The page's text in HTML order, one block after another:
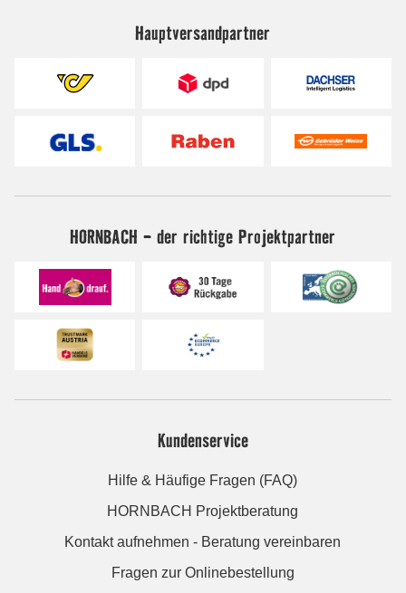
Hauptversandpartner
HORNBACH - der richtige Projektpartner
Kundenservice
Hilfe & Häufige Fragen (FAQ)
HORNBACH Projektberatung
Kontakt aufnehmen - Beratung vereinbaren
Fragen zur Onlinebestellung